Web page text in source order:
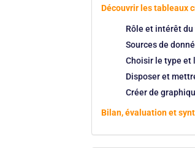
Découvrir les tableaux
Rôle et intérêt
Sources de
Choisir le type et
Disposer et
Créer de
Bilan, évaluation et